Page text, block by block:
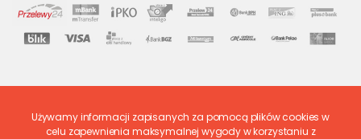
Ostatnio ocenione
Używamy informacji zapisanych za pomocą plików cookies w
celu zapewnienia maksymalnej wygody w korzystaniu z